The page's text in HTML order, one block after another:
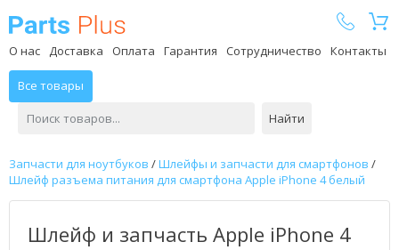
О нас Доставка Оплата Гарантия Сотрудничество Контакты
Все товары
Найти
Запчасти для ноутбуков /Шлейфы и запчасти для смартфонов /
Шлейф разъема питания для смартфона Apple iPhone 4 белый
Шлейф и запчасть Apple iPhone 4